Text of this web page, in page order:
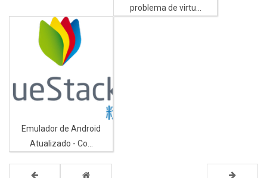
problema de virtu...
Emulador de Android
Atualizado - Co...